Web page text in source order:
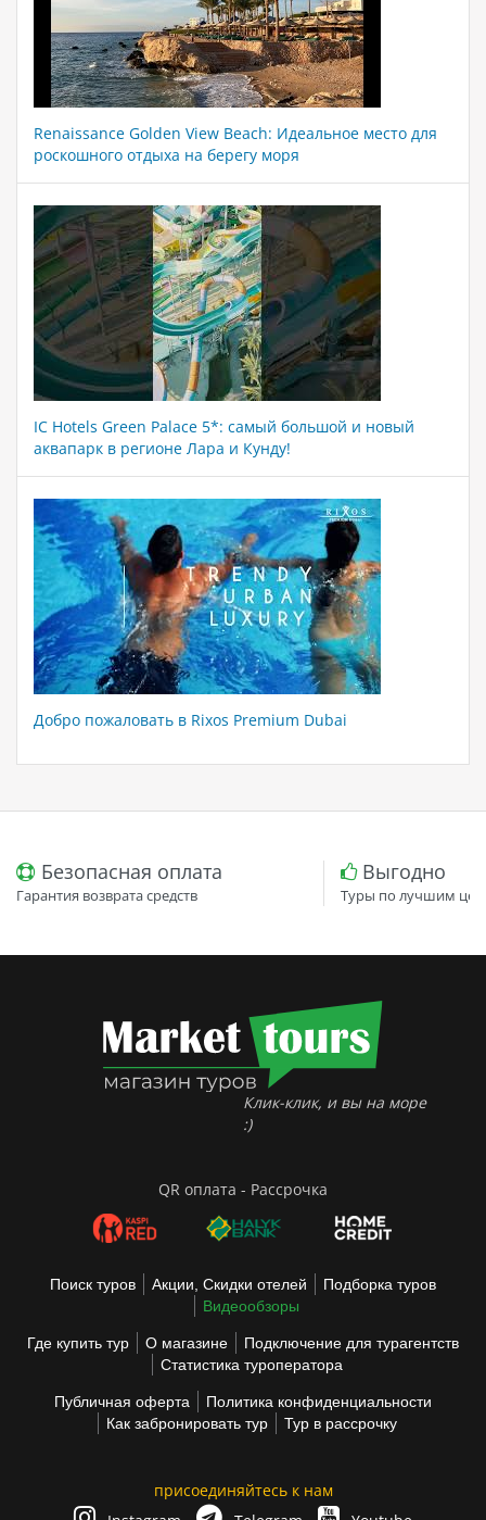
Renaissance Golden View Beach: Идеальное место для
роскошного отдыха на берегу моря
IC Hotels Green Palace 5*: самый большой и новый
аквапарк в регионе Лара и Кунду!
Добро пожаловать в Rixos Premium Dubai
Безопасная оплата
Гарантия возврата средств
Выгодно
Туры по лучшим
Клик-клик, и вы на море
:)
QR оплата - Рассрочка
Поиск туров Акции, Скидки отелей
Подборка туров
Видеообзоры
Где купить тур О магазине
Подключение для турагентств
Статистика туроператора
Публичная оферта
Политика конфиденциальности
Как забронировать тур
Тур в рассрочку
присоединяйтесь к нам